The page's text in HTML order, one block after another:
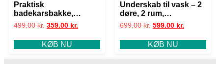
Praktisk
badekarsbakke,
naturfarvet
499.00kr. 359.00 kr.
KØB NU
Underskab til vask – 2
døre, 2 rum,
fugtbestandig,
60x60x30 cm, hvid
699.00kr. 599.00 kr.
KØB NU